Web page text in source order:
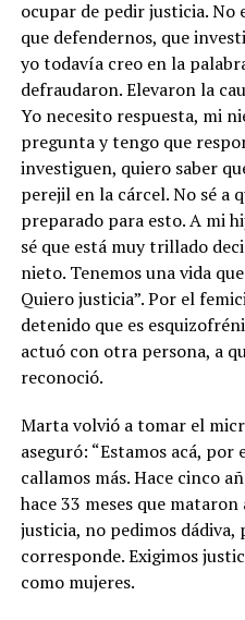
ocupar de pedir justicia. No
que defendernos, que
yo todavía creo en la
defraudaron. Elevaron la
Yo necesito respuesta, mi
pregunta y tengo que
investiguen, quiero saber
perejil en la cárcel. No sé a
preparado para esto. A mi
sé que está muy trillado
nieto. Tenemos una vida
Quiero justicia”. Por el
detenido que es
actuó con otra persona, a
reconoció.
Marta volvió a tomar el
aseguró: “Estamos acá, por
callamos más. Hace cinco
hace 33 meses que
justicia, no pedimos dádiva,
corresponde. Exigimos
como mujeres.